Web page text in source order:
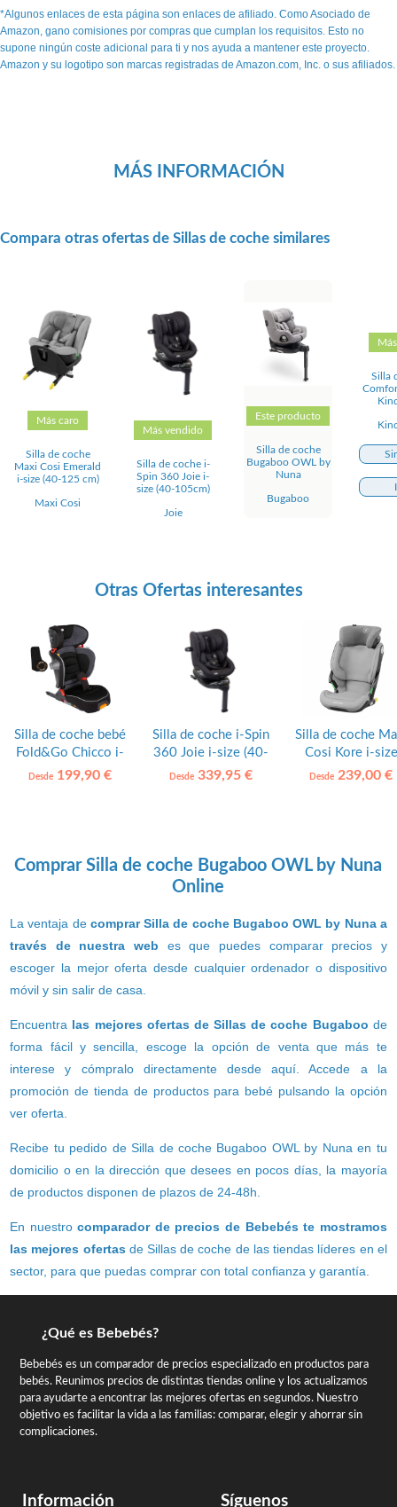
*Algunos enlaces de esta página son enlaces de afiliado. Como Asociado de
Amazon, gano comisiones por compras que cumplan los requisitos. Esto no
supone ningún coste adicional para ti y nos ayuda a mantener este proyecto.
Amazon y su logotipo son marcas registradas de Amazon.com, Inc. o sus afiliados.
MÁS INFORMACIÓN
Compara otras ofertas de Sillas de coche similares
Más caro
Silla de coche
Maxi Cosi Emerald
i-size (40-125 cm)
Maxi Cosi
Más vendido
Silla de coche i-
Spin 360 Joie i-
size (40-105cm)
Joie
Este producto
Silla de coche
Bugaboo OWL by
Nuna
Bugaboo
Silla
Otras Ofertas interesantes
Silla de coche bebé
Fold&Go Chicco i-
size (100-150cm)
Desde 199,90 €
Silla de coche i-Spin
360 Joie i-size (40-
105cm)
Desde339,95 €
Silla de coche
Cosi Kore i-size
(100-150cm)
Desde 239,00 €
Comprar Silla de coche Bugaboo OWL by Nuna
Online
La ventaja de comprar Silla de coche Bugaboo OWL by Nuna a
través de nuestra web es que puedes comparar precios y
escoger la mejor oferta desde cualquier ordenador o dispositivo
móvil y sin salir de casa.
Encuentra las mejores ofertas de Sillas de coche Bugaboo de
forma fácil y sencilla, escoge la opción de venta que más te
interese y cómpralo directamente desde aquí. Accede a la
promoción de tienda de productos para bebé pulsando la opción
ver oferta.
Recibe tu pedido de Silla de coche Bugaboo OWL by Nuna en tu
domicilio o en la dirección que desees en pocos días, la mayoría
de productos disponen de plazos de 24-48h.
En nuestrocomparador de precios de Bebebés te mostramos
las mejores ofertasde Sillas de coche de las tiendas líderes en el
sector, para que puedas comprar con total confianza y garantía.
¿Qué es Bebebés?
Bebebés es un comparador de precios especializado en productos para
bebés. Reunimos precios de distintas tiendas online y los actualizamos
para ayudarte a encontrar las mejores ofertas en segundos. Nuestro
objetivo es facilitar la vida a las familias: comparar, elegir y ahorrar sin
complicaciones.
Información Síguenos